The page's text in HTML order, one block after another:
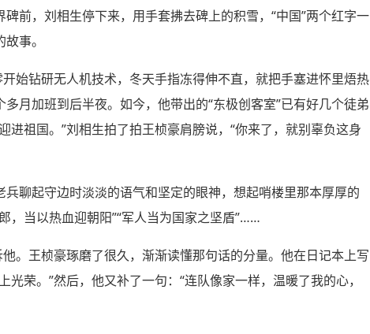
前，刘相生停下来，用手套拂去碑上的积雪，“中国”两个红字一
事。
始钻研无人机技术，冬天手指冻得伸不直，就把手塞进怀里焐热
月加班到后半夜。如今，他带出的“东极创客室”已有好几个徒弟
祖国。”刘相生拍了拍王桢豪肩膀说，“你来了，就别辜负这身
聊起守边时淡淡的语气和坚定的眼神，想起哨楼里那本厚厚的
，当以热血迎朝阳”“军人当为国家之坚盾”……
。王桢豪琢磨了很久，渐渐读懂那句话的分量。他在日记本上写
荣。”然后，他又补了一句：“连队像家一样，温暖了我的心，